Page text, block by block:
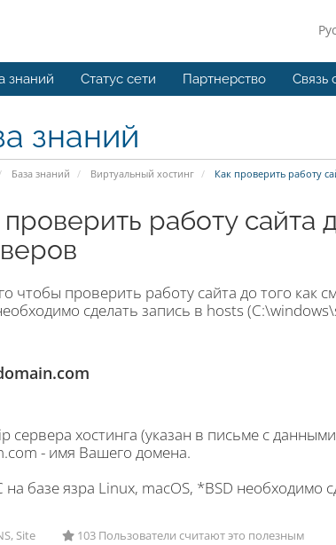
знаний Статус сети Партнерство Связь
знаний
База знаний Виртуальный хостинг Как проверить работу
работу сайта
чтобы проверить работу сайта до того как
сделать запись в hosts
сервера хостинга (указан в письме с
- имя Вашего домена.
базе язра Linux, macOS, *BSD необходимо
Site 103 Пользователи считают это полезным